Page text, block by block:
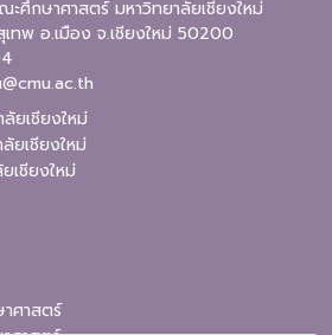
ศึกษาศาสตร์ มหาวิทยาลัยเชียงใหม่
ทพ อ.เมือง จ.เชียงใหม่ 50200
ยเชียงใหม่
ยเชียงใหม่
เชียงใหม่
ศาสตร์